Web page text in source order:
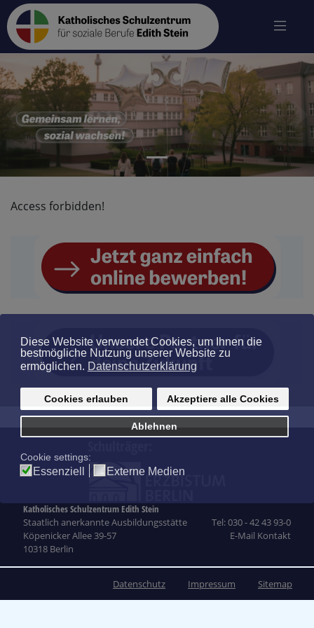
zurück
Access forbidden!
Katholisches Schulzentrum Edith Stein
Staatlich anerkannte Ausbildungsstätte
Köpenicker Allee 39-57
10318 Berlin
Tel: 030 - 42 43 93-0
E-Mail Kontakt
Datenschutz Impressum Sitemap